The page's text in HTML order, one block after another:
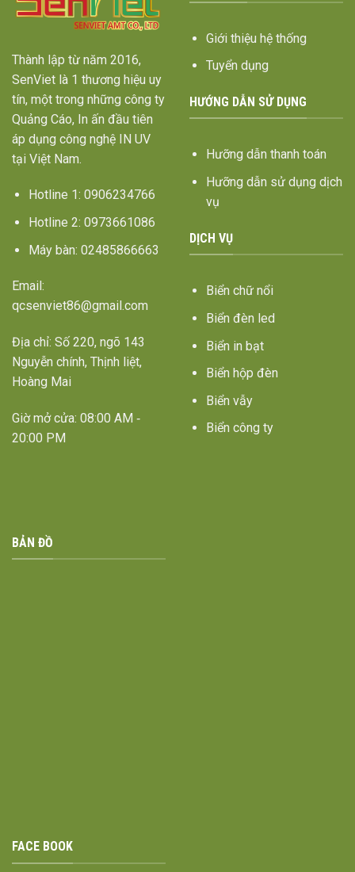
Thành lập từ năm 2016,
SenViet là 1 thương hiệu uy
tín, một trong những công ty
Quảng Cáo, In ấn đầu tiên
áp dụng công nghệ IN UV
tại Việt Nam.
Hotline 1: 0906234766
Hotline 2: 0973661086
Máy bàn: 02485866663
Email:
qcsenviet86@gmail.com
Địa chỉ: Số 220, ngõ 143
Nguyễn chính, Thịnh liệt,
Hoàng Mai
Giờ mở cửa: 08:00 AM ‐
20:00 PM
Giới thiệu hệ thống
Tuyển dụng
HƯỚNG DẪN SỬ DỤNG
Hưỡng dẫn thanh toán
Hưỡng dẫn sử dụng dịch
vụ
DỊCH VỤ
Biển chữ nổi
Biển đèn led
Biển in bạt
Biển hộp đèn
Biển vẫy
Biển công ty
BẢN ĐỒ
FACE BOOK